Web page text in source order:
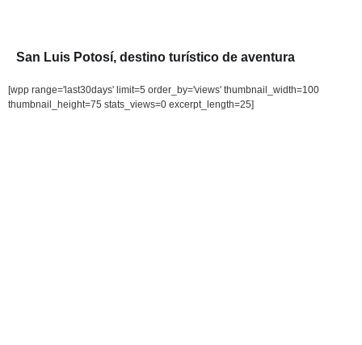
San Luis Potosí, destino turístico de aventura
[wpp range='last30days' limit=5 order_by='views' thumbnail_width=100
thumbnail_height=75 stats_views=0 excerpt_length=25]